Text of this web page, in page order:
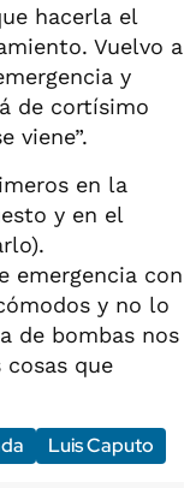
hacerla el
Vuelvo a
y
de cortísimo
viene”.
en la
y en el
emergencia con
y no lo
de bombas nos
cosas que
Luis Caputo